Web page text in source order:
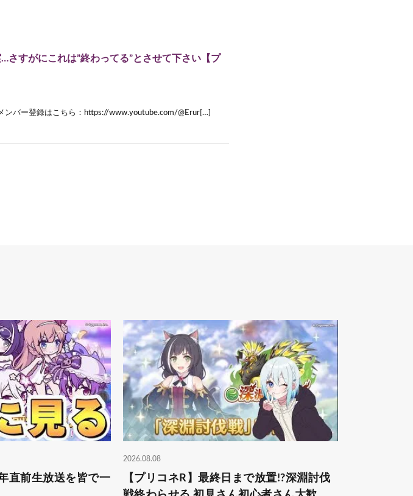
さすがにこれは”終わってる”とさせて下さい【プ
ンバー登録はこちら：https://www.youtube.com/@Erur[…]
直前生放送を皆で一
2026.08.08
【プリコネR】最終日まで放置!?深淵討伐